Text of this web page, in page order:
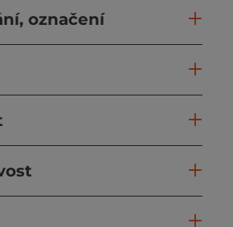
označení